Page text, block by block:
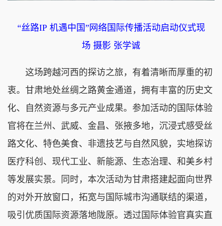
“丝路IP 机遇中国”网络国际传播活动启动仪式现
场 摄影 张学诚
这场跨越河西的探访之旅，有着清晰而厚重的初
衷。甘肃地处丝绸之路黄金通道，拥有丰富的历史文
化、自然资源与多元产业成果。参加活动的国际体验
官将在兰州、武威、金昌、张掖多地，沉浸式感受丝
路文化、特色美食、非遗技艺与自然风貌，实地探访
医疗科创、现代工业、新能源、生态治理、和美乡村
等发展实景。同时，本次活动为甘肃搭建起面向世界
的对外开放窗口，拓宽与国际城市沟通联结的渠道，
吸引优质国际资源落地陇原。透过国际体验官真实直